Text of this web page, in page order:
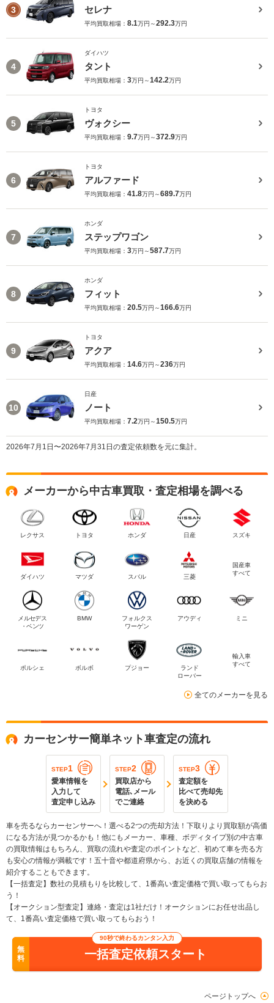
3 セレナ
平均買取相場： 8.1万円～292.3万円
4
ダイハツ
タント
平均買取相場： 3万円～142.2万円
5
トヨタ
ヴォクシー
平均買取相場： 9.7万円～372.9万円
6
トヨタ
アルファード
平均買取相場： 41.8万円～689.7万円
7
ホンダ
ステップワゴン
平均買取相場： 3万円～587.7万円
8
ホンダ
フィット
平均買取相場： 20.5万円～166.6万円
9
トヨタ
アクア
平均買取相場： 14.6万円～236万円
10
日産
ノート
平均買取相場： 7.2万円～150.5万円
2026年7月1日〜2026年7月31日の査定依頼数を元に集計。
メーカーから中古車買取・査定相場を調べる
レクサス トヨタ ホンダ 日産 スズキ
ダイハツ マツダ スバル 三菱
国産車
すべて
メルセデス
・ベンツ
BMW
フォルクス
ワーゲン
アウディ ミニ
ポルシェ ボルボ プジョー
ランド
ローバー
輸入車
すべて
全てのメーカーを見る
カーセンサー簡単ネット車査定の流れ
STEP1
愛車情報を
入力して
査定申し込み
STEP2
買取店から
電話､メール
でご連絡
STEP3
査定額を
比べて売却先
を決める
車を売るならカーセンサーへ！選べる2つの売却方法！下取りより買取額が高価
になる方法が見つかるかも！他にもメーカー、車種、ボディタイプ別の中古車
の買取情報はもちろん、買取の流れや査定のポイントなど、初めて車を売る方
も安心の情報が満載です！五十音や都道府県から、お近くの買取店舗の情報を
紹介することもできます。
【一括査定】数社の見積もりを比較して、1番高い査定価格で買い取ってもらお
う！
【オークション型査定】連絡・査定は1社だけ！オークションにお任せ出品し
て、1番高い査定価格で買い取ってもらおう！
無
料
90秒で終わるカンタン入力
一括査定依頼スタート
ページトップへ